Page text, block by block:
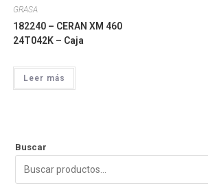
GRASA
182240 – CERAN XM 460
24T042K – Caja
Leer más
Buscar